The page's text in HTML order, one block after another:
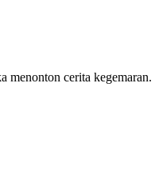
menonton cerita kegemaran.